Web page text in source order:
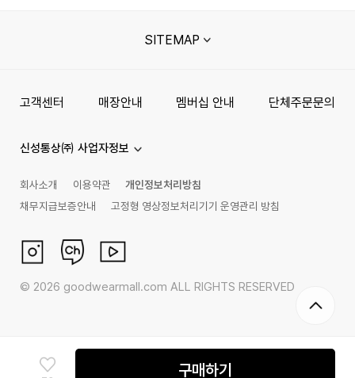
구매하기
SITEMAP
고객센터 매장안내 멤버십 안내 단체주문문의
신성통상㈜ 사업자정보
회사소개 이용약관
개인정보처리방침
채무지급보증안내
고정형 영상정보처리기기 운영관리 방침
© 2026 goodwearmall.com ALL RIGHTS RESERVED